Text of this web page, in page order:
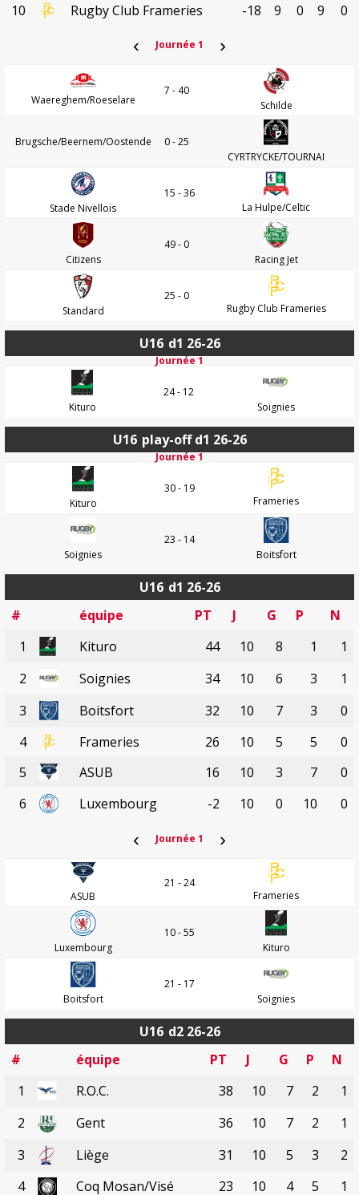
10 Rugby Club Frameries -18 9 0 9 0
‹ Journée 1 ›
Waereghem/Roeselare
7 - 40
Schilde
Brugsche/Beernem/Oostende
0 - 25
CYRTRYCKE/TOURNAI
Stade Nivellois
15 - 36
La Hulpe/Celtic
Citizens
49 - 0
Racing Jet
Standard
25 - 0
Rugby Club Frameries
U16 d1 26-26
Journée 1
Kituro
24 - 12
Soignies
U16 play-off d1 26-26
Journée 1
Kituro
30 - 19
Frameries
Soignies
23 - 14
Boitsfort
U16 d1 26-26
#
équipe PT J G P
N
1
Kituro 44 10 8 1
1
2
Soignies 34 10 6 3
1
3
Boitsfort 32 10 7 3
0
4
Frameries 26 10 5 5
0
5
ASUB 16 10 3 7
0
6
Luxembourg -2 10 0 10 0
‹ Journée 1 ›
ASUB
21 - 24
Frameries
Luxembourg
10 - 55
Kituro
Boitsfort
21 - 17
Soignies
U16 d2 26-26
#
équipe PT J G P
N
1
R.O.C. 38 10 7 2
1
2
Gent 36 10 7 2
1
3
Liège 31 10 5 3
2
4
Coq Mosan/Visé 23 10 4 5
1